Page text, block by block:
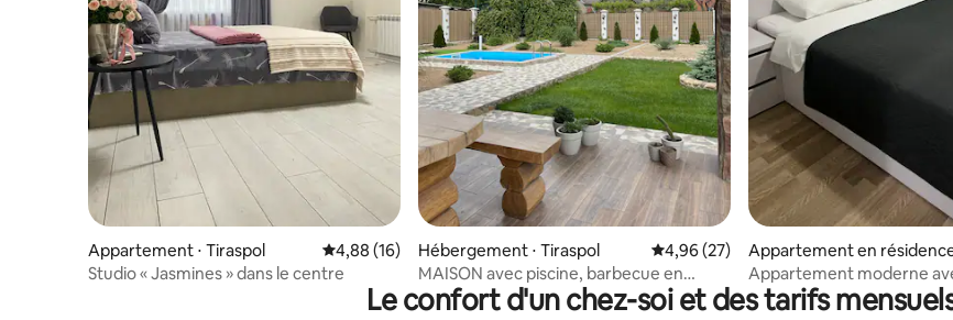
Appartement ⋅ Tiraspol Évaluation moyenne sur la base de 16 commentaires : 4,88 sur 5
4,88 (16)
Studio « Jasmines » dans le centre
Hébergement ⋅ Tiraspol Évaluation moyenne sur la base de 27
4,96 (27)
MAISON avec piscine, barbecue en
Pridnestrovie
Appartement en résidence
eni
Appartement moderne
panoramique
Le confort d'un chez-soi et des tarifs